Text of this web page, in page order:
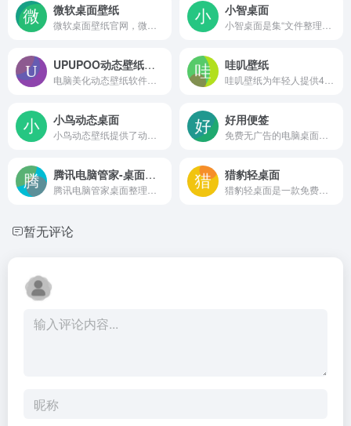
微软桌面壁纸 小智桌面
UPUPOO动态壁纸桌面 哇叽壁纸
小鸟动态桌面 好用便签
腾讯电脑管家-桌面整理 猎豹轻桌面
暂无评论